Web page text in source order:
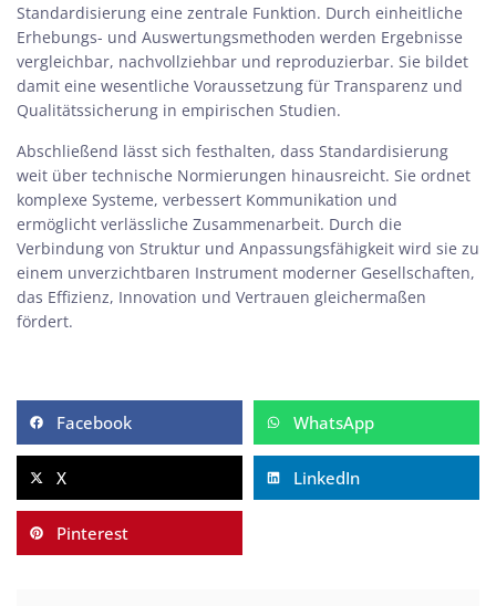
Standardisierung eine zentrale Funktion. Durch einheitliche
Erhebungs- und Auswertungsmethoden werden Ergebnisse
vergleichbar, nachvollziehbar und reproduzierbar. Sie bildet
damit eine wesentliche Voraussetzung für Transparenz und
Qualitätssicherung in empirischen Studien.
Abschließend lässt sich festhalten, dass Standardisierung
weit über technische Normierungen hinausreicht. Sie ordnet
komplexe Systeme, verbessert Kommunikation und
ermöglicht verlässliche Zusammenarbeit. Durch die
Verbindung von Struktur und Anpassungsfähigkeit wird sie zu
einem unverzichtbaren Instrument moderner Gesellschaften,
das Effizienz, Innovation und Vertrauen gleichermaßen
fördert.
Facebook WhatsApp
X LinkedIn
Pinterest